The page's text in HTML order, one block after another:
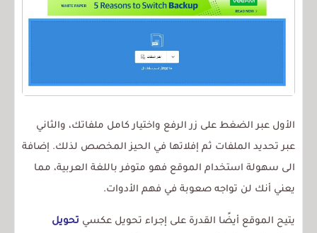
الأول عبر الضغط على زر الرفع واختيار كامل ملفاتك، والثاني
عبر تحديد الملفات ثم إفلاتها في الحيز المخصص لذلك. إضافة
الى سهولة استخدام الموقع فهو متوفر باللغة العربية، مما
يعني أنك لن تواجه صعوبة في فهم الأدوات.
يتيح الموقع أيضًا القدرة على إجراء تحويل عكسي تحويل